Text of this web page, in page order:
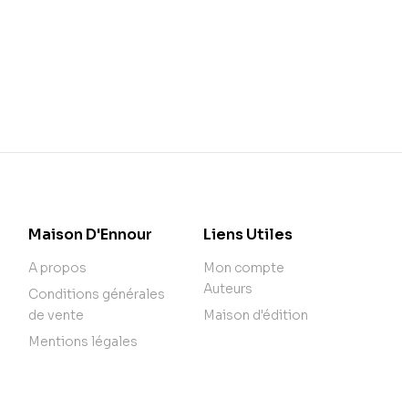
Maison D'Ennour
A propos
Conditions générales
de vente
Mentions légales
Liens Utiles
Mon compte
Auteurs
Maison d'édition